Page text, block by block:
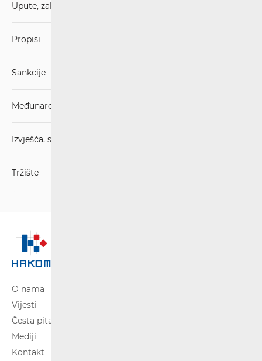
Upute, zahtjevi i obrasci
Propisi
Sankcije - mjere ograničavanja
Međunarodni sporazumi
Izvješća, stručna mišljenja, strategije
Tržište
O nama
Vijesti
Česta pitanja
Mediji
Kontakt